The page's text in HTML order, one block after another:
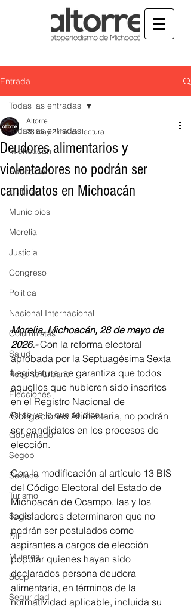
Entrada
Todas las entradas
Michoacán
Educación
Cultura
Municipios
Morelia
Justicia
Congreso
Política
Nacional Internacional
Columnistas
Salud
Reporte Urbano
Elecciones
Así se ve lo que se dice...
Gobernador
Segob
Sedeco
Turismo
Sader
DIF
Mujeres
Scop
Seguridad
Todas las entradas
Deudores alimentarios y
violentadores no podrán ser
candidatos en Michoacán
Altorre
28 may 2 min de lectura
Morelia, Michoacán, 28 de mayo de
2026.- Con la reforma electoral
aprobada por la Septuagésima Sexta
Legislatura, se garantiza que todos
aquellos que hubieren sido inscritos
en el Registro Nacional de
Obligaciones Alimentaria, no podrán
ser candidatos en los procesos de
elección.
Con la modificación al artículo 13 BIS
del Código Electoral del Estado de
Michoacán de Ocampo, las y los
legisladores determinaron que no
podrán ser postulados como
aspirantes a cargos de elección
popular quienes hayan sido
declarados persona deudora
alimentaria, en términos de la
normatividad aplicable, incluida su